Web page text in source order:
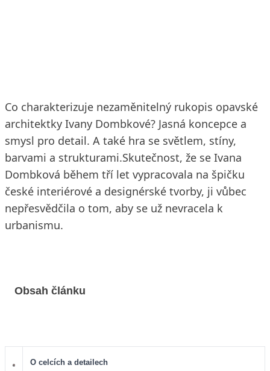
Co charakterizuje nezaměnitelný rukopis opavské
architektky Ivany Dombkové? Jasná koncepce a
smysl pro detail. A také hra se světlem, stíny,
barvami a strukturami.Skutečnost, že se Ivana
Dombková během tří let vypracovala na špičku
české interiérové a designérské tvorby, ji vůbec
nepřesvědčila o tom, aby se už nevracela k
urbanismu.
Obsah článku
O celcích a detailech